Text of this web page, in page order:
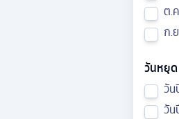
ต.
ก.
วันหยุด
วัน
วัน